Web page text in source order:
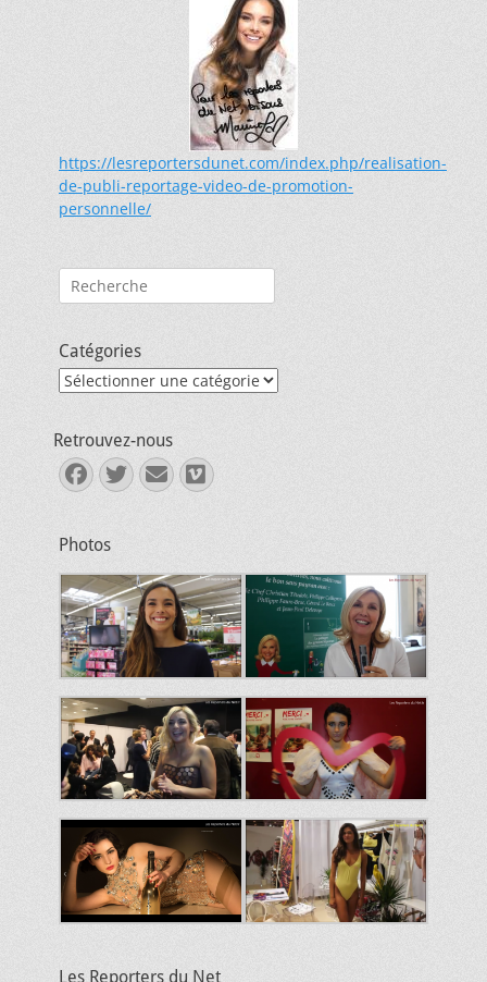
https://lesreportersdunet.com/index.php/realisation-
de-publi-reportage-video-de-promotion-
personnelle/
Rechercher :
Catégories
Catégories
Retrouvez-nous
Facebook
Twitter
E-
mail
Vimeo
Photos
Les Reporters du Net